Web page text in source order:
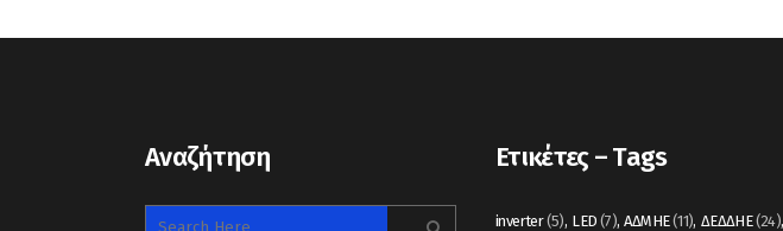
Αναζήτηση Ετικέτες – Tags
inverter(5) LED (7) ΑΔΜΗΕ(11) ΔΕΔΔΗΕ(24)